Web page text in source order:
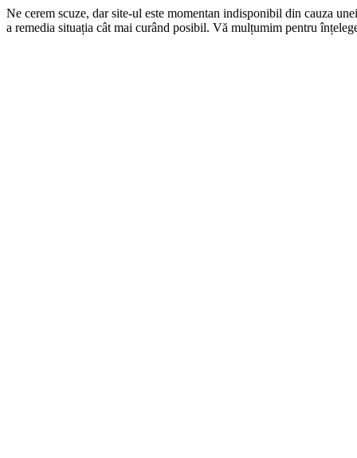
Ne cerem scuze, dar site-ul este momentan indisponibil din cauza
a remedia situația cât mai curând posibil. Vă mulțumim pentru